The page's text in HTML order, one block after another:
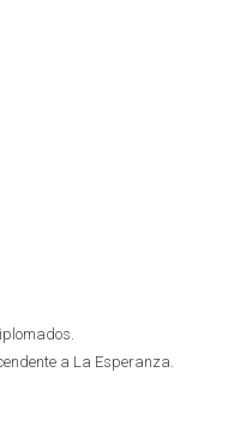
a La Esperanza.